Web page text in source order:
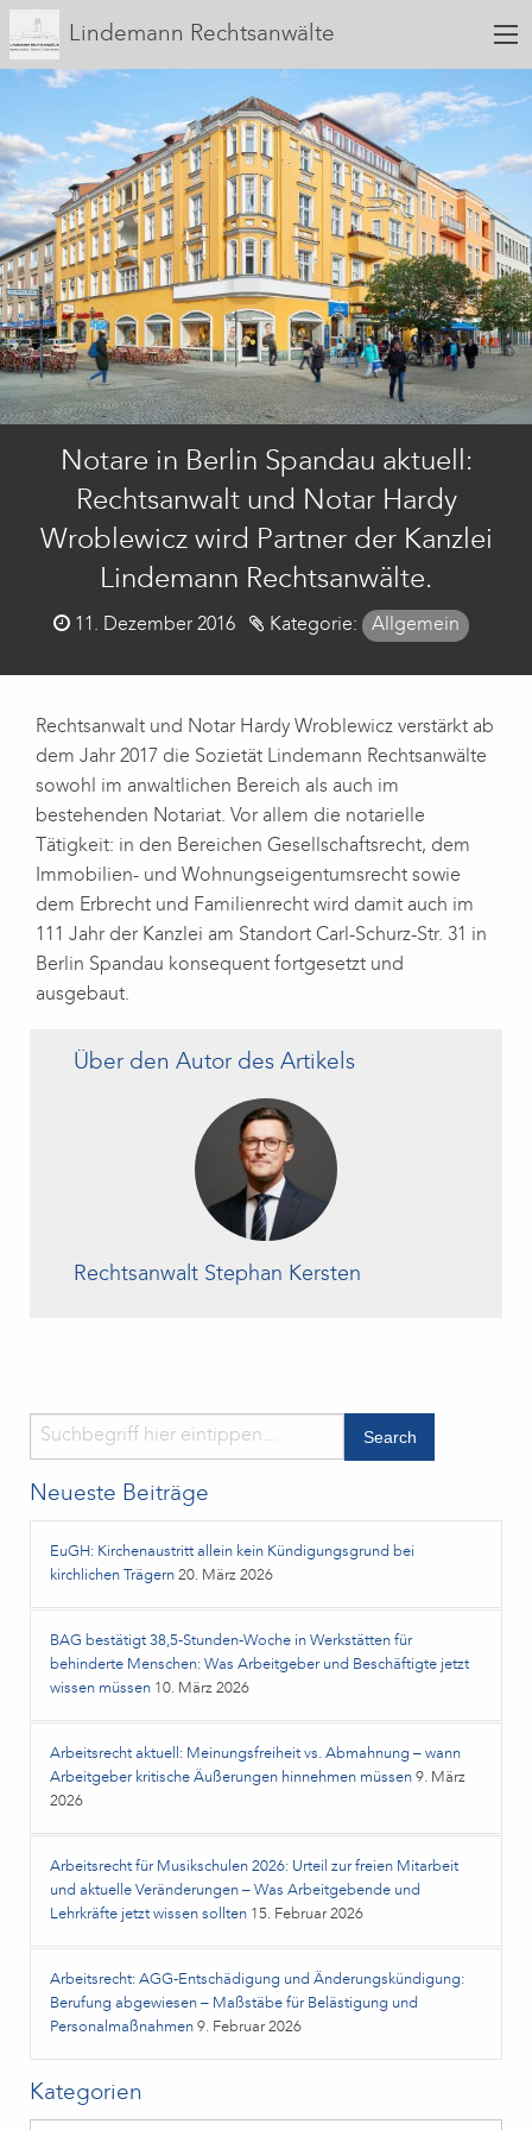
Lindemann Rechtsanwälte
Notare in Berlin Spandau aktuell:
Rechtsanwalt und Notar Hardy
Wroblewicz wird Partner der Kanzlei
Lindemann Rechtsanwälte.
Posted
11. Dezember 2016 Kategorie: Allgemein
Rechtsanwalt und Notar Hardy Wroblewicz verstärkt ab
dem Jahr 2017 die Sozietät Lindemann Rechtsanwälte
sowohl im anwaltlichen Bereich als auch im
bestehenden Notariat. Vor allem die notarielle
Tätigkeit: in den Bereichen Gesellschaftsrecht, dem
Immobilien- und Wohnungseigentumsrecht sowie
dem Erbrecht und Familienrecht wird damit auch im
111 Jahr der Kanzlei am Standort Carl-Schurz-Str. 31 in
Berlin Spandau konsequent fortgesetzt und
ausgebaut.
Über den Autor des Artikels
Rechtsanwalt Stephan Kersten
Neueste Beiträge
EuGH: Kirchenaustritt allein kein Kündigungsgrund bei
kirchlichen Trägern 20. März 2026
BAG bestätigt 38,5‑Stunden‑Woche in Werkstätten für
behinderte Menschen: Was Arbeitgeber und Beschäftigte jetzt
wissen müssen 10. März 2026
Arbeitsrecht aktuell: Meinungsfreiheit vs. Abmahnung – wann
Arbeitgeber kritische Äußerungen hinnehmen müssen 9. März
2026
Arbeitsrecht für Musikschulen 2026: Urteil zur freien Mitarbeit
und aktuelle Veränderungen – Was Arbeitgebende und
Lehrkräfte jetzt wissen sollten 15. Februar 2026
Arbeitsrecht: AGG-Entschädigung und Änderungskündigung:
Berufung abgewiesen – Maßstäbe für Belästigung und
Personalmaßnahmen 9. Februar 2026
Kategorien